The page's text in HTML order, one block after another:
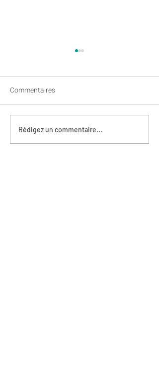
Arc Sud Bretagne - 13
juillet : fermeture
Commentaires
Rédigez un commentaire...